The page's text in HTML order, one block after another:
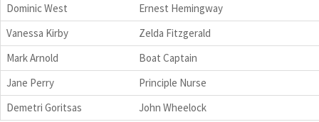
Dominic West
Ernest Hemingway
Vanessa Kirby
Zelda Fitzgerald
Mark Arnold
Boat Captain
Jane Perry
Principle Nurse
Demetri Goritsas
John Wheelock